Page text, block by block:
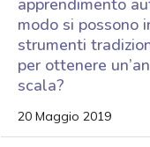
apprendimento
modo si possono
strumenti
per ottenere
scala?
20 Maggio 2019